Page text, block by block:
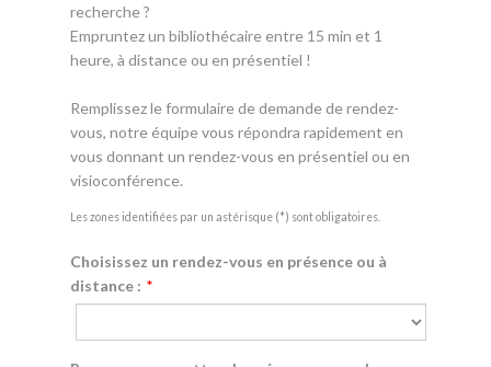
recherche ?
Empruntez un bibliothécaire entre 15 min et 1
heure, à distance ou en présentiel !
Remplissez le formulaire de demande de rendez-
vous, notre équipe vous répondra rapidement en
vous donnant un rendez-vous en présentiel ou en
visioconférence.
Les zones identifiées par un astérisque (*) sont obligatoires.
Choisissez un rendez-vous en présence ou à
distance : *